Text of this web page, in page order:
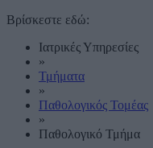
Βρίσκεστε εδώ:
Ιατρικές Υπηρεσίες
»
Τμήματα
»
Παθολογικός Τομέας
»
Παθολογικό Τμήμα